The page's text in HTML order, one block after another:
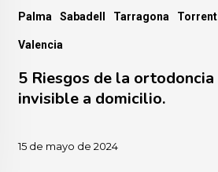
Palma Sabadell Tarragona Torrent
Valencia
5 Riesgos de la ortodoncia
invisible a domicilio.
15 de mayo de 2024